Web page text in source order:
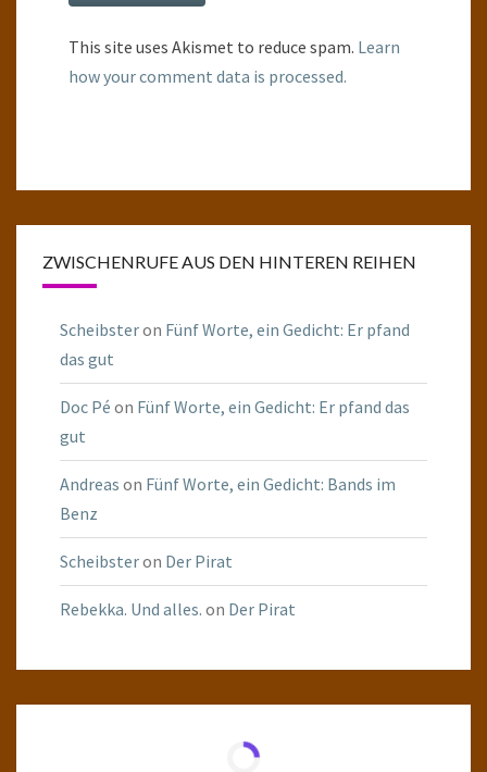
This site uses Akismet to reduce spam. Learn
how your comment data is processed.
ZWISCHENRUFE AUS DEN HINTEREN REIHEN
Scheibsteron Fünf Worte, ein Gedicht: Er pfand
das gut
Doc Pé on Fünf Worte, ein Gedicht: Er pfand das
gut
Andreas on Fünf Worte, ein Gedicht: Bands im
Benz
Scheibsteron Der Pirat
Rebekka. Und alles. on Der Pirat